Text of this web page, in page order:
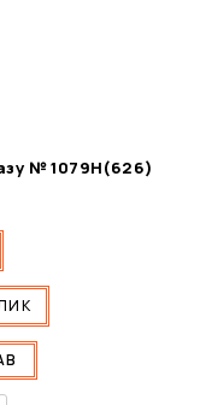
№ 1079Н(626)